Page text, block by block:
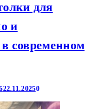
для
и
современном
22.11.20250